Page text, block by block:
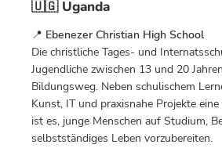
🇺🇬 Uganda
📍 Ebenezer Christian High School
Die christliche Tages- und
Jugendliche zwischen 13 und 20
Bildungsweg. Neben schulischem
Kunst, IT und praxisnahe Projekte
ist es, junge Menschen auf Studium,
selbstständiges Leben vorzubereiten.